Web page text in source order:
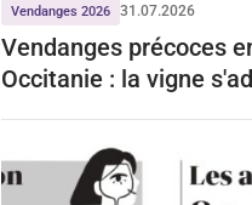
Vendanges 2026 31.07.2026
Vendanges précoces
Occitanie : la vigne